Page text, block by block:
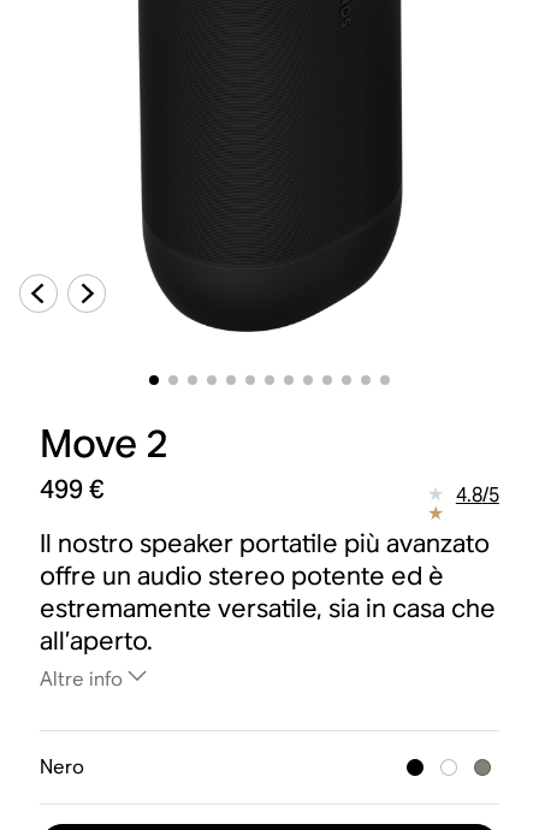
Move 2
499 € 4.8/5
Il nostro speaker portatile più avanzato
offre un audio stereo potente ed è
estremamente versatile, sia in casa che
all’aperto.
Altre info
Nero